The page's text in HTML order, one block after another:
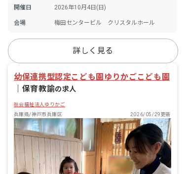
開催日 2026年10月4日(日)
会場 梅田センタービル クリスタルホール
詳しく見る
幼保連携型認定こども園ゆりかごこども園
保育教諭の求人
社会福祉法人ゆりかご
兵庫県/神戸市兵庫区
2026/05/29更新